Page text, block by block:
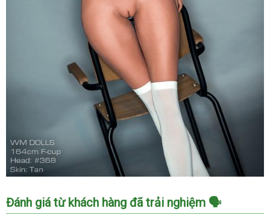
Búp
Bê
Đánh giá từ khách hàng đã trải nghiệm 🗣️